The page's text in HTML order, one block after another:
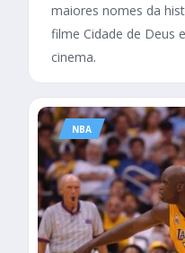
maiores nomes da
filme Cidade de Deus
cinema.
NBA